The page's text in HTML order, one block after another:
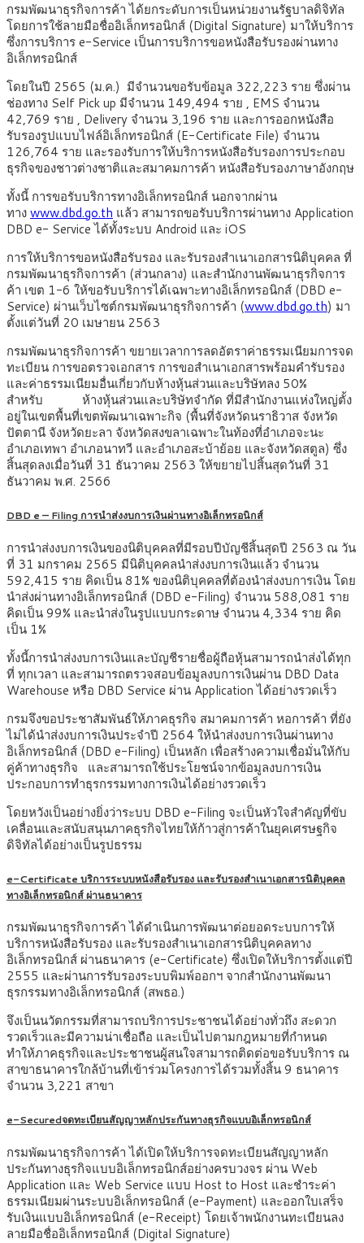
กรมพัฒนาธุรกิจการค้า ได้ยกระดับการเป็นหน่วยงานรัฐบาลดิจิทัล
โดยการใช้ลายมือชื่ออิเล็กทรอนิกส์ (Digital Signature) มาให้บริการ
ซึ่งการบริการ e-Service เป็นการบริการขอหนังสือรับรองผ่านทาง
อิเล็กทรอนิกส์
โดยในปี 2565 (ม.ค.) มีจำนวนขอรับข้อมูล 322,223 ราย ซึ่งผ่าน
ช่องทาง Self Pick up มีจำนวน 149,494 ราย , EMS จำนวน
42,769 ราย , Delivery จำนวน 3,196 ราย และการออกหนังสือ
รับรองรูปแบบไฟล์อิเล็กทรอนิกส์ (E-Certificate File) จำนวน
126,764 ราย และรองรับการให้บริการหนังสือรับรองการประกอบ
ธุรกิจของชาวต่างชาติและสมาคมการค้า หนังสือรับรองภาษาอังกฤษ
ทั้งนี้ การขอรับบริการทางอิเล็กทรอนิกส์ นอกจากผ่าน
ทางwww.dbd.go.th แล้ว สามารถขอรับบริการผ่านทาง Application
DBD e- Service ได้ทั้งระบบ Android และ iOS
การให้บริการขอหนังสือรับรอง และรับรองสำเนาเอกสารนิติบุคคล ที่
กรมพัฒนาธุรกิจการค้า (ส่วนกลาง) และสำนักงานพัฒนาธุรกิจการ
ค้า เขต 1-6 ให้ขอรับบริการได้เฉพาะทางอิเล็กทรอนิกส์ (DBD e-
Service) ผ่านเว็บไซต์กรมพัฒนาธุรกิจการค้า (www.dbd.go.th) มา
ตั้งแต่วันที่ 20 เมษายน 2563
กรมพัฒนาธุรกิจการค้า ขยายเวลาการลดอัตราค่าธรรมเนียมการจด
ทะเบียน การขอตรวจเอกสาร การขอสำเนาเอกสารพร้อมคำรับรอง
และค่าธรรมเนียมอื่นเกี่ยวกับห้างหุ้นส่วนและบริษัทลง 50%
สำหรับ ห้างหุ้นส่วนและบริษัทจำกัด ที่มีสำนักงานแห่งใหญ่ตั้ง
อยู่ในเขตพื้นที่เขตพัฒนาเฉพาะกิจ (พื้นที่จังหวัดนราธิวาส จังหวัด
ปัตตานี จังหวัดยะลา จังหวัดสงขลาเฉพาะในท้องที่อำเภอจะนะ
อำเภอเทพา อำเภอนาทวี และอำเภอสะบ้าย้อย และจังหวัดสตูล) ซึ่ง
สิ้นสุดลงเมื่อวันที่ 31 ธันวาคม 2563 ให้ขยายไปสิ้นสุดวันที่ 31
ธันวาคม พ.ศ. 2566
DBD e – Filing การนำส่งงบการเงินผ่านทางอิเล็กทรอนิกส์
การนำส่งงบการเงินของนิติบุคคลที่มีรอบปีบัญชีสิ้นสุดปี 2563 ณ วัน
ที่ 31 มกราคม 2565 มีนิติบุคคลนำส่งงบการเงินแล้ว จำนวน
592,415 ราย คิดเป็น 81% ของนิติบุคคลที่ต้องนำส่งงบการเงิน โดย
นำส่งผ่านทางอิเล็กทรอนิกส์ (DBD e-Filing) จำนวน 588,081 ราย
คิดเป็น 99% และนำส่งในรูปแบบกระดาษ จำนวน 4,334 ราย คิด
เป็น 1%
ทั้งนี้การนำส่งงบการเงินและบัญชีรายชื่อผู้ถือหุ้นสามารถนำส่งได้ทุก
ที่ ทุกเวลา และสามารถตรวจสอบข้อมูลงบการเงินผ่าน DBD Data
Warehouse หรือ DBD Service ผ่าน Application ได้อย่างรวดเร็ว
กรมจึงขอประชาสัมพันธ์ให้ภาคธุรกิจ สมาคมการค้า หอการค้า ที่ยัง
ไม่ได้นำส่งงบการเงินประจำปี 2564 ให้นำส่งงบการเงินผ่านทาง
อิเล็กทรอนิกส์ (DBD e-Filing) เป็นหลัก เพื่อสร้างความเชื่อมั่นให้กับ
คู่ค้าทางธุรกิจ และสามารถใช้ประโยชน์จากข้อมูลงบการเงิน
ประกอบการทำธุรกรรมทางการเงินได้อย่างรวดเร็ว
โดยหวังเป็นอย่างยิ่งว่าระบบ DBD e-Filing จะเป็นหัวใจสำคัญที่ขับ
เคลื่อนและสนับสนุนภาคธุรกิจไทยให้ก้าวสู่การค้าในยุคเศรษฐกิจ
ดิจิทัลได้อย่างเป็นรูปธรรม
e-Certificate บริการระบบหนังสือรับรอง และรับรองสำเนาเอกสารนิติบุคคล
ทางอิเล็กทรอนิกส์ ผ่านธนาคาร
กรมพัฒนาธุรกิจการค้า ได้ดำเนินการพัฒนาต่อยอดระบบการให้
บริการหนังสือรับรอง และรับรองสำเนาเอกสารนิติบุคคลทาง
อิเล็กทรอนิกส์ ผ่านธนาคาร (e-Certificate) ซึ่งเปิดให้บริการตั้งแต่ปี
2555 และผ่านการรับรองระบบพิมพ์ออกฯ จากสำนักงานพัฒนา
ธุรกรรมทางอิเล็กทรอนิกส์ (สพธอ.)
จึงเป็นนวัตกรรมที่สามารถบริการประชาชนได้อย่างทั่วถึง สะดวก
รวดเร็วและมีความน่าเชื่อถือ และเป็นไปตามกฎหมายที่กำหนด
ทำให้ภาคธุรกิจและประชาชนผู้สนใจสามารถติดต่อขอรับบริการ ณ
สาขาธนาคารใกล้บ้านที่เข้าร่วมโครงการได้รวมทั้งสิ้น 9 ธนาคาร
จำนวน 3,221 สาขา
e-Securedจดทะเบียนสัญญาหลักประกันทางธุรกิจแบบอิเล็กทรอนิกส์
กรมพัฒนาธุรกิจการค้า ได้เปิดให้บริการจดทะเบียนสัญญาหลัก
ประกันทางธุรกิจแบบอิเล็กทรอนิกส์อย่างครบวงจร ผ่าน Web
Application และ Web Service แบบ Host to Host และชำระค่า
ธรรมเนียมผ่านระบบอิเล็กทรอนิกส์ (e-Payment) และออกใบเสร็จ
รับเงินแบบอิเล็กทรอนิกส์ (e-Receipt) โดยเจ้าพนักงานทะเบียนลง
ลายมือชื่ออิเล็กทรอนิกส์ (Digital Signature)